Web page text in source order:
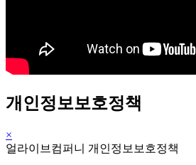
개인정보보호정책
×
얼라이브컴퍼니 개인정보보호정책